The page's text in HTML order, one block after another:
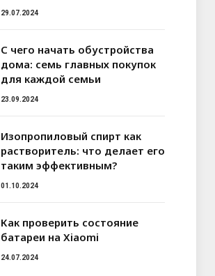
29.07.2024
С чего начать обустройства
дома: семь главных покупок
для каждой семьи
23.09.2024
Изопропиловый спирт как
растворитель: что делает его
таким эффективным?
01.10.2024
Как проверить состояние
батареи на Xiaomi
24.07.2024